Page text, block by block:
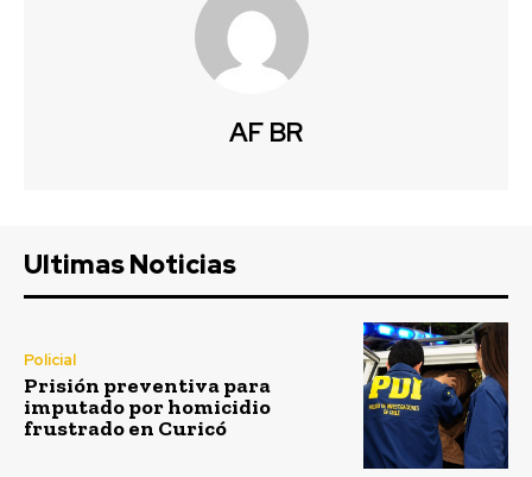
AF BR
Ultimas Noticias
Policial
Prisión preventiva para
imputado por homicidio
frustrado en Curicó